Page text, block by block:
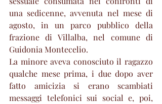
una sedicenne, avvenuta nel mese di
agosto, in un parco pubblico della
frazione di Villalba, nel comune di
Guidonia Montecelio.
La minore aveva conosciuto il ragazzo
qualche mese prima, i due dopo aver
fatto amicizia si erano scambiati
messaggi telefonici sui social e, poi,